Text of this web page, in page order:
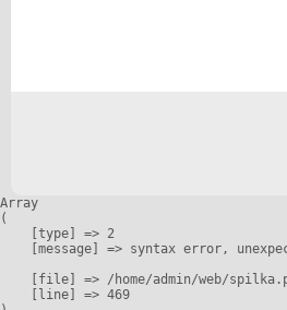
Array
(
    [type] => 2
[message] => syntax error,
[file] => /home/admin/web/
    [line] => 469